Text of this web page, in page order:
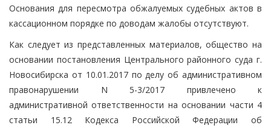
Основания для пересмотра обжалуемых судебных актов в
кассационном порядке по доводам жалобы отсутствуют.
Как следует из представленных материалов, общество на
основании постановления Центрального районного суда г.
Новосибирска от 10.01.2017 по делу об административном
правонарушении N 5-3/2017 привлечено к
административной ответственности на основании части 4
статьи 15.12 Кодекса Российской Федерации об